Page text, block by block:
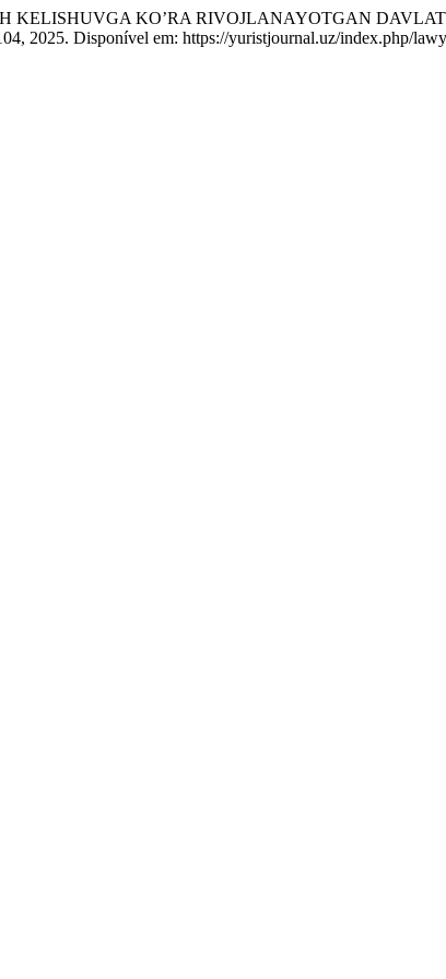
KELISHUVGA KO’RA RIVOJLANAYOTGAN
2025. Disponível em: https://yuristjournal.uz/index.php/